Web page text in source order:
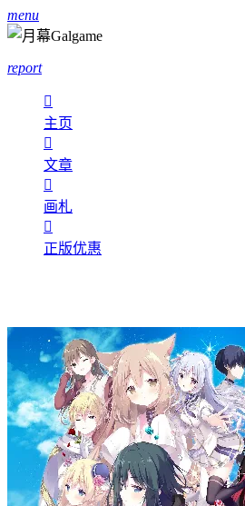
menu
report

主页

文章

画札

正版优惠